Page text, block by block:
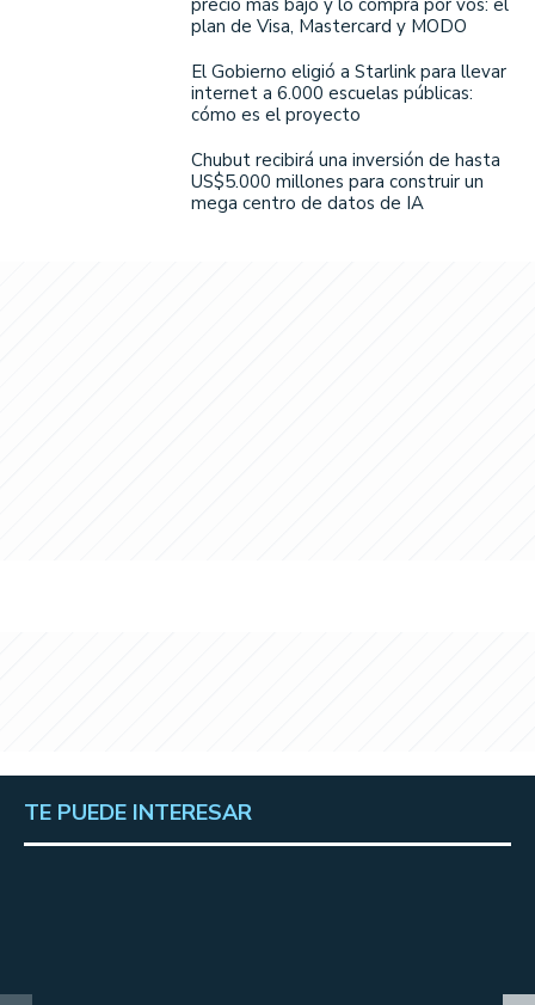
plan de Visa, Mastercard y MODO
El Gobierno eligió a Starlink para llevar
internet a 6.000 escuelas públicas:
cómo es el proyecto
Chubut recibirá una inversión de hasta
US$5.000 millones para construir un
mega centro de datos de IA
TE PUEDE INTERESAR